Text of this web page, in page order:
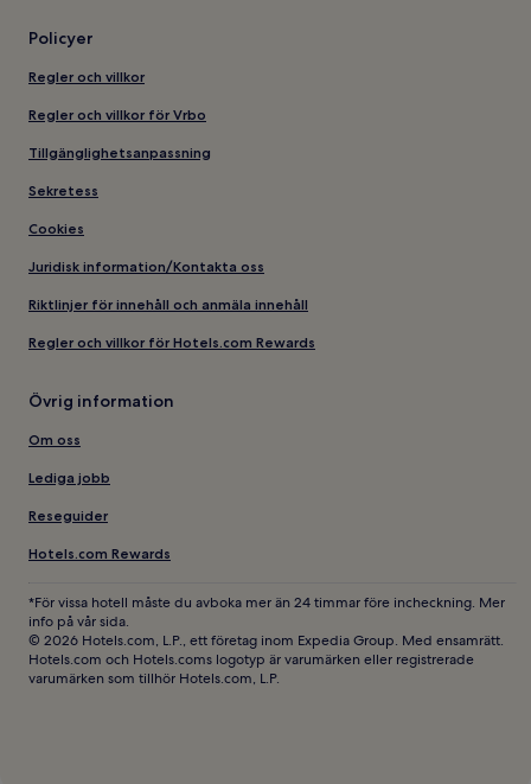
Policyer
Regler och villkor
Regler och villkor för Vrbo
Tillgänglighetsanpassning
Sekretess
Cookies
Juridisk information/Kontakta oss
Riktlinjer för innehåll och anmäla innehåll
Regler och villkor för Hotels.com Rewards
Övrig information
Om oss
Lediga jobb
Reseguider
Hotels.com Rewards
*För vissa hotell måste du avboka mer än 24 timmar före incheckning. Mer
info på vår sida.
© 2026 Hotels.com, L.P., ett företag inom Expedia Group. Med ensamrätt.
Hotels.com och Hotels.coms logotyp är varumärken eller registrerade
varumärken som tillhör Hotels.com, L.P.